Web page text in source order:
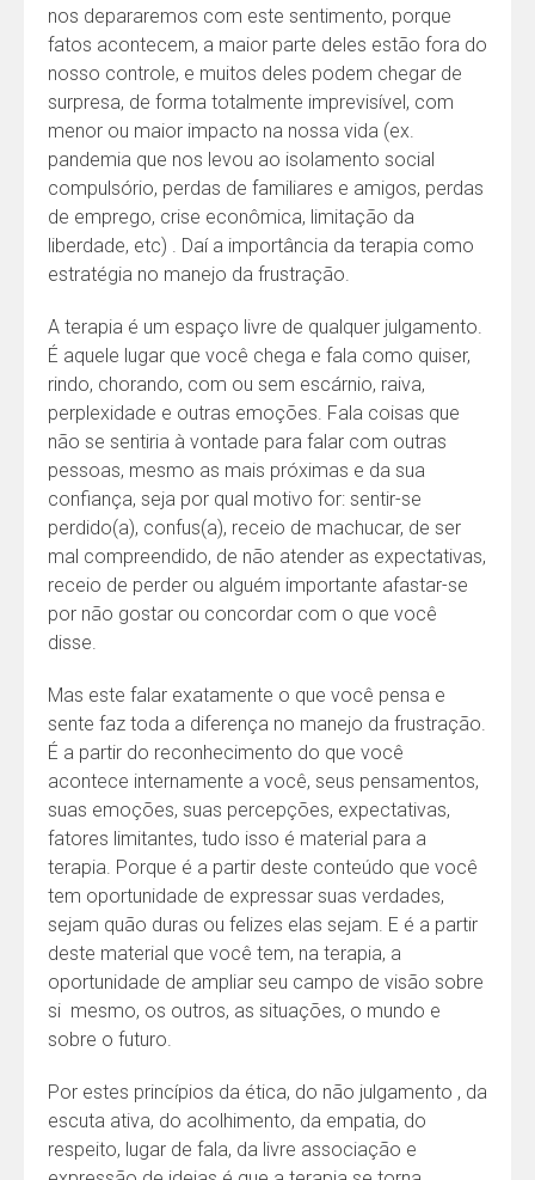
nos depararemos com este sentimento, porque
fatos acontecem, a maior parte deles estão fora do
nosso controle, e muitos deles podem chegar de
surpresa, de forma totalmente imprevisível, com
menor ou maior impacto na nossa vida (ex.
pandemia que nos levou ao isolamento social
compulsório, perdas de familiares e amigos, perdas
de emprego, crise econômica, limitação da
liberdade, etc) . Daí a importância da terapia como
estratégia no manejo da frustração.
A terapia é um espaço livre de qualquer julgamento.
É aquele lugar que você chega e fala como quiser,
rindo, chorando, com ou sem escárnio, raiva,
perplexidade e outras emoções. Fala coisas que
não se sentiria à vontade para falar com outras
pessoas, mesmo as mais próximas e da sua
confiança, seja por qual motivo for: sentir-se
perdido(a), confus(a), receio de machucar, de ser
mal compreendido, de não atender as expectativas,
receio de perder ou alguém importante afastar-se
por não gostar ou concordar com o que você
disse.
Mas este falar exatamente o que você pensa e
sente faz toda a diferença no manejo da frustração.
É a partir do reconhecimento do que você
acontece internamente a você, seus pensamentos,
suas emoções, suas percepções, expectativas,
fatores limitantes, tudo isso é material para a
terapia. Porque é a partir deste conteúdo que você
tem oportunidade de expressar suas verdades,
sejam quão duras ou felizes elas sejam. E é a partir
deste material que você tem, na terapia, a
oportunidade de ampliar seu campo de visão sobre
si mesmo, os outros, as situações, o mundo e
sobre o futuro.
Por estes princípios da ética, do não julgamento , da
escuta ativa, do acolhimento, da empatia, do
respeito, lugar de fala, da livre associação e